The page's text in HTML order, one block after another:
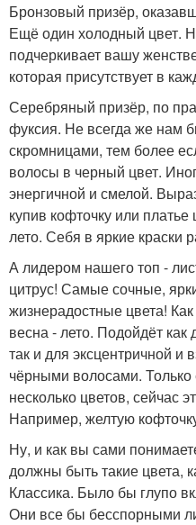
Бронзовый призёр,
Ещё один холодный цвет.
подчеркивает вашу
которая присутствует в
Серебряный призёр, по
фуксия. Не всегда же нам
скромницами, тем более
волосы в черный цвет.
энергичной и смелой.
купив кофточку или
лето. Себя в яркие краски
А лидером нашего топ -
цитрус! Самые сочные,
жизнерадостные цвета!
весна - лето. Подойдёт
так и для эксцентричной
чёрными волосами. Только
несколько цветов, сейчас
Например, желтую
Ну, и как вы сами
должны быть такие цвета,
Классика. Было бы глупо
Они все бы бесспорными